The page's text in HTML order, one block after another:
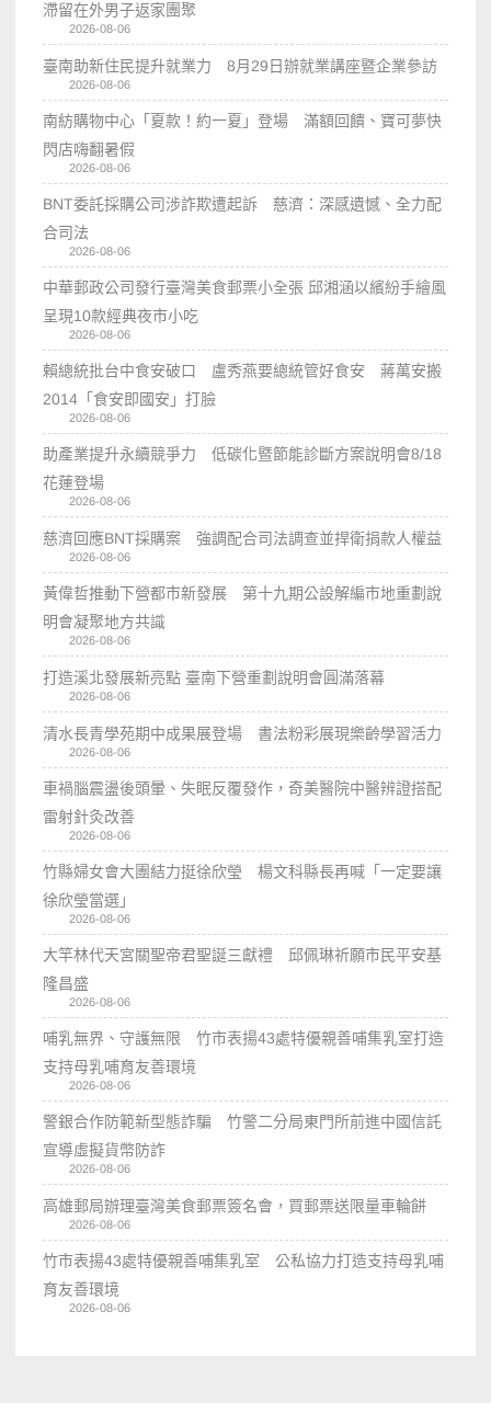
滯留在外男子返家團聚
2026-08-06
臺南助新住民提升就業力 8月29日辦就業講座暨企業參訪
2026-08-06
南紡購物中心「夏款！約一夏」登場 滿額回饋、寶可夢快
閃店嗨翻暑假
2026-08-06
BNT委託採購公司涉詐欺遭起訴 慈濟：深感遺憾、全力配
合司法
2026-08-06
中華郵政公司發行臺灣美食郵票小全張 邱湘涵以繽紛手繪風
呈現10款經典夜市小吃
2026-08-06
賴總統批台中食安破口 盧秀燕要總統管好食安 蔣萬安搬
2014「食安即國安」打臉
2026-08-06
助產業提升永續競爭力 低碳化暨節能診斷方案說明會8/18
花蓮登場
2026-08-06
慈濟回應BNT採購案 強調配合司法調查並捍衛捐款人權益
2026-08-06
黃偉哲推動下營都市新發展 第十九期公設解編市地重劃說
明會凝聚地方共識
2026-08-06
打造溪北發展新亮點 臺南下營重劃說明會圓滿落幕
2026-08-06
清水長青學苑期中成果展登場 書法粉彩展現樂齡學習活力
2026-08-06
車禍腦震盪後頭暈、失眠反覆發作，奇美醫院中醫辨證搭配
雷射針灸改善
2026-08-06
竹縣婦女會大團結力挺徐欣瑩 楊文科縣長再喊「一定要讓
徐欣瑩當選」
2026-08-06
大竿林代天宮關聖帝君聖誕三獻禮 邱佩琳祈願市民平安基
隆昌盛
2026-08-06
哺乳無界、守護無限 竹市表揚43處特優親善哺集乳室打造
支持母乳哺育友善環境
2026-08-06
警銀合作防範新型態詐騙 竹警二分局東門所前進中國信託
宣導虛擬貨幣防詐
2026-08-06
高雄郵局辦理臺灣美食郵票簽名會，買郵票送限量車輪餅
2026-08-06
竹市表揚43處特優親善哺集乳室 公私協力打造支持母乳哺
育友善環境
2026-08-06